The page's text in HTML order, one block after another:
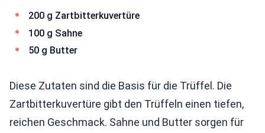
200 g Zartbitterkuvertüre
100 g Sahne
50 g Butter
Diese Zutaten sind die Basis für die Trüffel. Die
Zartbitterkuvertüre gibt den Trüffeln einen tiefen,
reichen Geschmack. Sahne und Butter sorgen für